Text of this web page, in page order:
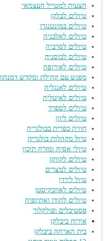
הצעות למטייל העצמאי
טיולים לבלקן
טיולים במונטנגרו
טיולים לאלבניה
טיולים לסרביה
טיולים לבוסניה
טיולים לאירופה
מפגש עם קהילת ומקדש דמנהור
טיולים לאנגליה
טיולים לאיטליה
טיולים לספרד
טיולים ליוון
חוויה כפרית בבולגריה
טיול מקהלות בולגריה
טיולי אסיה ומזרח תיכון
טיולים לקווקז
טיולים למצרים
טיול לירדן
טיולים לאוזבקיסטן
טיולים להודו ואתיופיה
פסטיבלים ופולקלור
אירוח ביבלקן
בית הארחה ביבלקן